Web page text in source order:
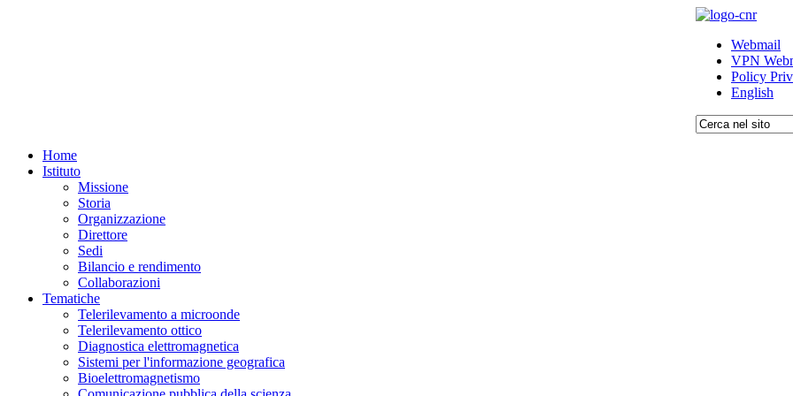
Webmail
VPN
Policy
English
Home
Istituto
Missione
Storia
Organizzazione
Direttore
Sedi
Bilancio e rendimento
Collaborazioni
Tematiche
Telerilevamento a microonde
Telerilevamento ottico
Diagnostica elettromagnetica
Sistemi per l'informazione geografica
Bioelettromagnetismo